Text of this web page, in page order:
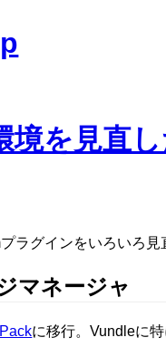
境を見直し
ラグインをいろいろ見
マネージャ
に移行。Vundleに